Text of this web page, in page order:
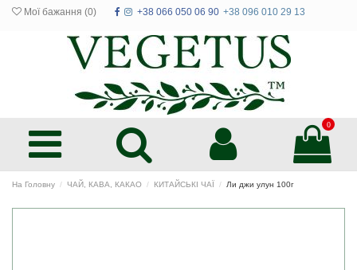
Мої бажання (0) +38 066 050 06 90 +38 096 010 29 13
0
На Головну ЧАЙ, КАВА, КАКАО КИТАЙСЬКІ ЧАЇ Ли джи улун 100г